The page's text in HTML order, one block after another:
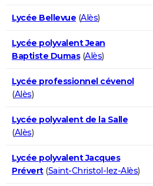
Lycée Bellevue (Alès)
Lycée polyvalent Jean
Baptiste Dumas(Alès)
Lycée professionnel cévenol
(Alès)
Lycée polyvalent de la Salle
(Alès)
Lycée polyvalent Jacques
Prévert(Saint-Christol-lez-Alès)